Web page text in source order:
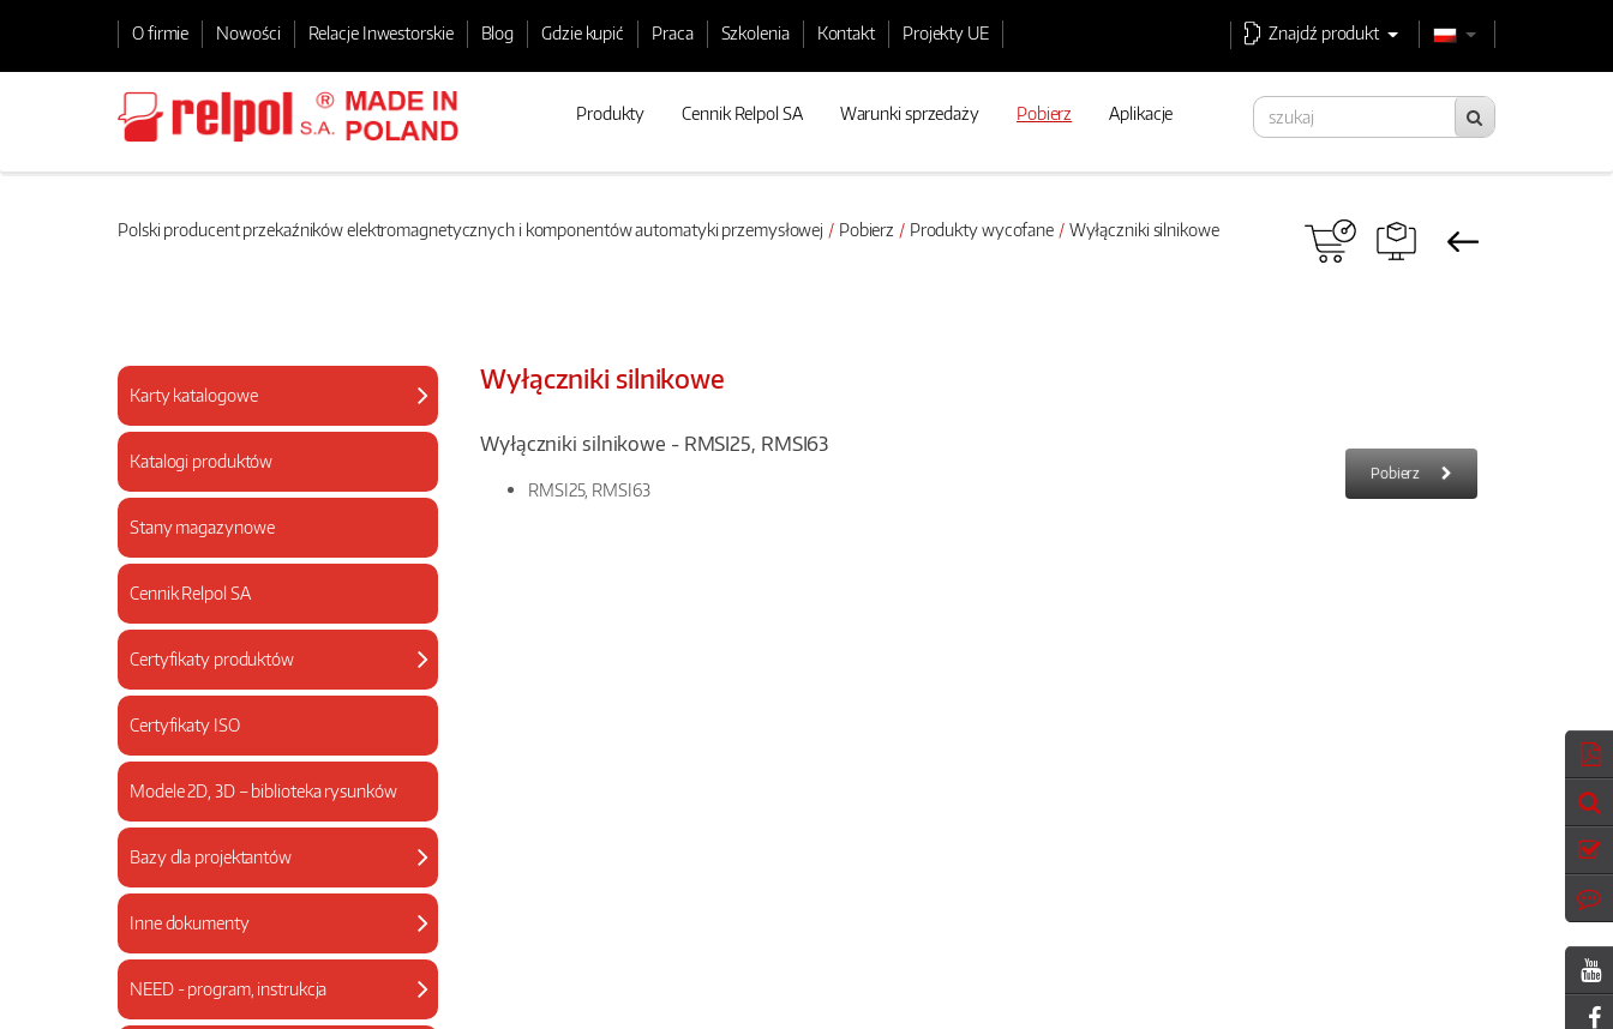
O firmie Nowości Relacje Inwestorskie Blog Gdzie kupić Praca Szkolenia Kontakt Projekty UE Znajdź produkt
Produkty Cennik Relpol SA Warunki sprzedaży Pobierz Aplikacje
Polski producent przekaźników elektromagnetycznych i komponentów automatyki przemysłowej Pobierz Produkty wycofane Wyłączniki silnikowe
Karty katalogowe
Katalogi produktów
Stany magazynowe
Cennik Relpol SA
Certyfikaty produktów
Certyfikaty ISO
Modele 2D, 3D – biblioteka rysunków
Bazy dla projektantów
Inne dokumenty
NEED - program, instrukcja
Wyłączniki silnikowe
Wyłączniki silnikowe - RMSI25, RMSI63
RMSI25, RMSI63
Pobierz